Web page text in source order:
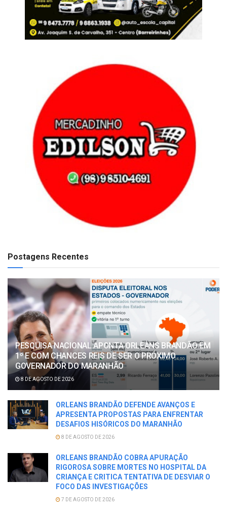
Postagens Recentes
PESQUISA NACIONAL APONTA ORLEANS BRANDÃO EM
1º E COM CHANCES REIS DE SER O PRÓXIMO
GOVERNADOR DO MARANHÃO
8 DE AGOSTO DE 2026
ORLEANS BRANDÃO DEFENDE AVANÇOS E
APRESENTA PROPOSTAS PARA ENFRENTAR
DESAFIOS HISÓRICOS DO MARANHÃO
8 DE AGOSTO DE 2026
ORLEANS BRANDÃO COBRA APURAÇÃO
RIGOROSA SOBRE MORTES NO HOSPITAL DA
CRIANÇA E CRITICA TENTATIVA DE DESVIAR O
FOCO DAS INVESTIGAÇÕES
7 DE AGOSTO DE 2026